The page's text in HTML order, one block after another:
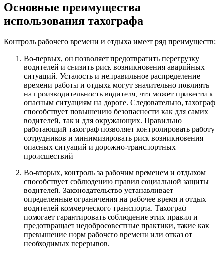
Основные преимущества
использования тахографа
Контроль рабочего времени и отдыха имеет ряд преимуществ:
Во-первых, он позволяет предотвратить перегрузку
водителей и снизить риск возникновения аварийных
ситуаций. Усталость и неправильное распределение
времени работы и отдыха могут значительно повлиять
на производительность водителя, что может привести к
опасным ситуациям на дороге. Следовательно, тахограф
способствует повышению безопасности как для самих
водителей, так и для окружающих. Правильно
работающий тахограф позволяет контролировать работу
сотрудников и минимизировать риск возникновения
опасных ситуаций и дорожно-транспортных
происшествий.
Во-вторых, контроль за рабочим временем и отдыхом
способствует соблюдению правил социальной защиты
водителей. Законодательство устанавливает
определенные ограничения на рабочее время и отдых
водителей коммерческого транспорта. Тахограф
помогает гарантировать соблюдение этих правил и
предотвращает недобросовестные практики, такие как
превышение норм рабочего времени или отказ от
необходимых перерывов.